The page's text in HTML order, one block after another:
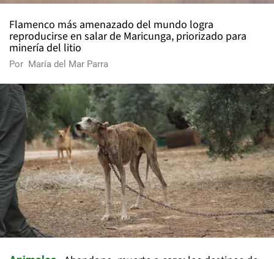
Flamenco más amenazado del mundo logra
reproducirse en salar de Maricunga, priorizado para
minería del litio
Por María del Mar Parra